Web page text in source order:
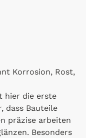
Korrosion, Rost,
hier die erste
dass Bauteile
präzise arbeiten
Besonders